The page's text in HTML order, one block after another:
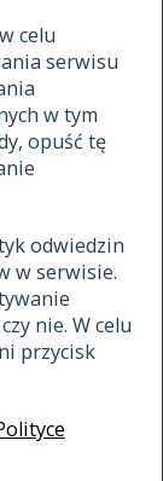
celu
serwisu
w tym
opuść tę
odwiedzin
w serwisie.
nie. W celu
przycisk